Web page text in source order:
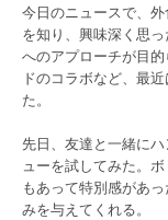
今日のニュースで、
を知り、興味深く思
へのアプローチが目
ドのコラボなど、最
た。
先日、友達と一緒に
ューを試してみた。
もあって特別感があ
みを与えてくれる。